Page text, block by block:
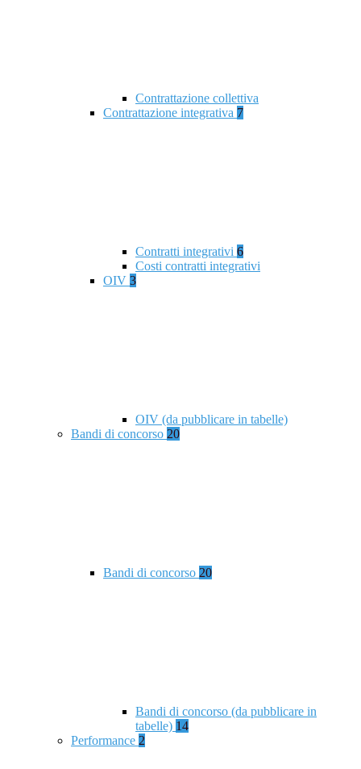
Contrattazione collettiva
Contrattazione integrativa 7
Contratti integrativi 6
Costi contratti integrativi
OIV 3
OIV (da pubblicare in tabelle)
Bandi di concorso 20
Bandi di concorso 20
Bandi di concorso (da pubblicare in
tabelle) 14
Performance 2